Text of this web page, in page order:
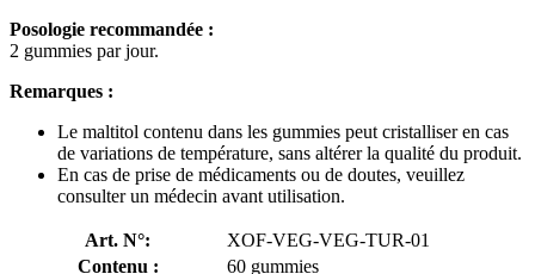
Posologie recommandée :
2 gummies par jour.
Remarques :
Le maltitol contenu dans les gummies peut cristalliser en cas
de variations de température, sans altérer la qualité du produit.
En cas de prise de médicaments ou de doutes, veuillez
consulter un médecin avant utilisation.
Art. N°:
XOF-VEG-VEG-TUR-01
Contenu :
60 gummies